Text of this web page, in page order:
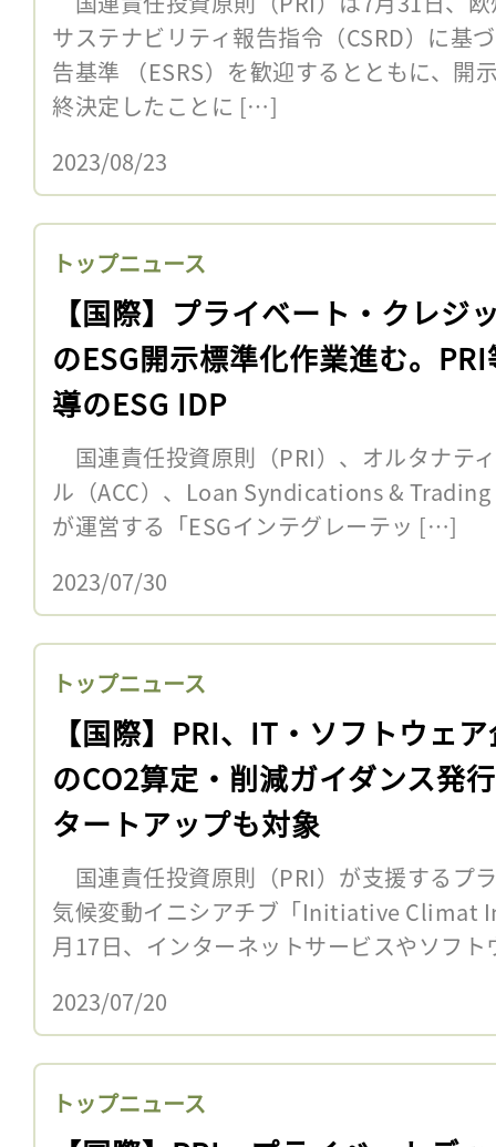
サステナビリティ報告指令（CSRD）に基
告基準 （ESRS）を歓迎するとともに、開
終決定したことに […]
2023/08/23
トップニュース
【国際】プライベート・クレジ
のESG開示標準化作業進む。
導のESG IDP
国連責任投資原則（PRI）、オルタナテ
ル（ACC）、Loan Syndications &
が運営する「ESGインテグレーテッ […]
2023/07/30
トップニュース
【国際】PRI、IT・ソフトウェ
のCO2算定・削減ガイダンス発
タートアップも対象
国連責任投資原則（PRI）が支援するプ
気候変動イニシアチブ「Initiative Climat
月17日、インターネットサービスやソフ
2023/07/20
トップニュース